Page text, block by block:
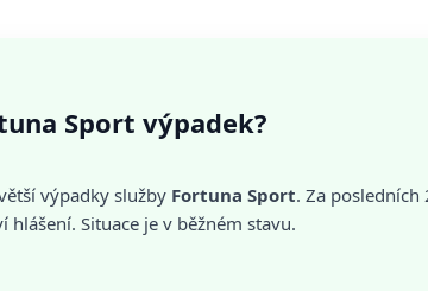
Sport výpadek?
výpadky služby Fortuna Sport. Za
Situace je v běžném stavu.